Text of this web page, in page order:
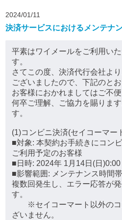
2024/01/11
決済サービスにおけるメンテナ
平素はワイメールをご利用い
す。
さてこの度、決済代行会社よ
ございましたので、下記のと
お客様におかれましてはご不
何卒ご理解、ご協力を賜りま
す。
(1)コンビニ決済(セイコーマー
■対象: 本契約お手続きにコン
ご利用予定のお客様
■日時: 2024年 1月14日(日)0:00
■影響範囲: メンテナンス時間
複数回発生し、エラー応答が
す。
※セイコーマート以外のコ
ざいません。